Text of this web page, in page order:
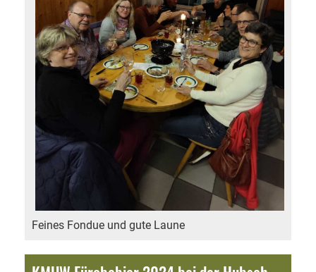
Feines Fondue und gute Laune